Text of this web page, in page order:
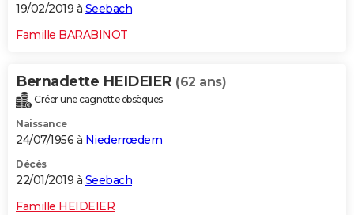
19/02/2019 à Seebach
Famille BARABINOT
Bernadette HEIDEIER (62 ans)
Créer une cagnotte obsèques
Naissance
24/07/1956 à Niederrœdern
Décès
22/01/2019 à Seebach
Famille HEIDEIER